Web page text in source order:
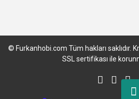
© Furkanhobi.com Tüm hakları saklıdır.
SSL sertifikası ile